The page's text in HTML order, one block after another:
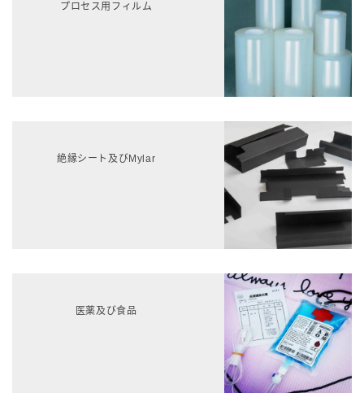
プロセス用フィルム
絶縁シート及びMylar
医薬及び食品